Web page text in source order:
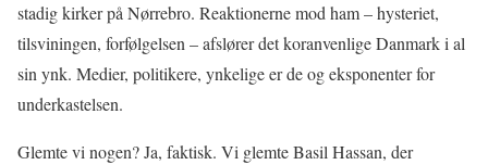
stadig kirker på Nørrebro. Reaktionerne mod ham – hysteriet,
tilsviningen, forfølgelsen – afslører det koranvenlige Danmark i al
sin ynk. Medier, politikere, ynkelige er de og eksponenter for
underkastelsen.
Glemte vi nogen? Ja, faktisk. Vi glemte Basil Hassan, der